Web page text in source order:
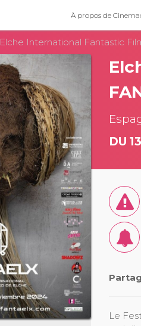
À propos de
Elche International Fantastic
DU
Le